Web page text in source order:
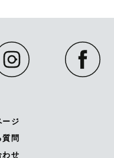
ージ
質問
わせ